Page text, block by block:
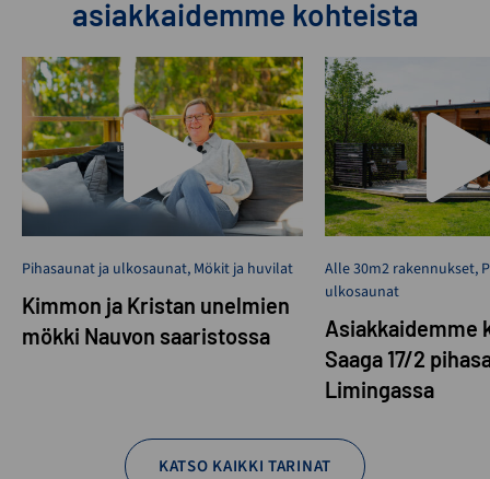
asiakkaidemme kohteista
Pihasaunat ja ulkosaunat, Mökit ja huvilat
Kimmon ja Kristan unelmien
mökki Nauvon saaristossa
Alle 30m2 rakennukset,
ulkosaunat
Asiakkaidemme
Saaga 17/2
Limingassa
KATSO KAIKKI TARINAT